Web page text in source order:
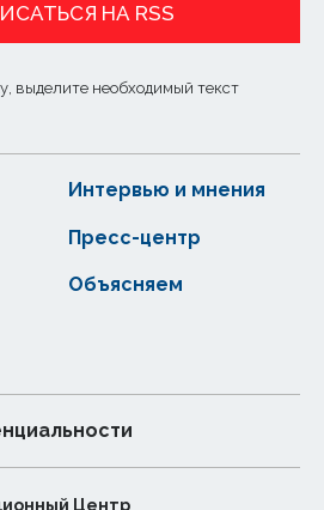
НА RSS
выделите необходимый текст
Интервью и мнения
Пресс-центр
Объясняем
Центр